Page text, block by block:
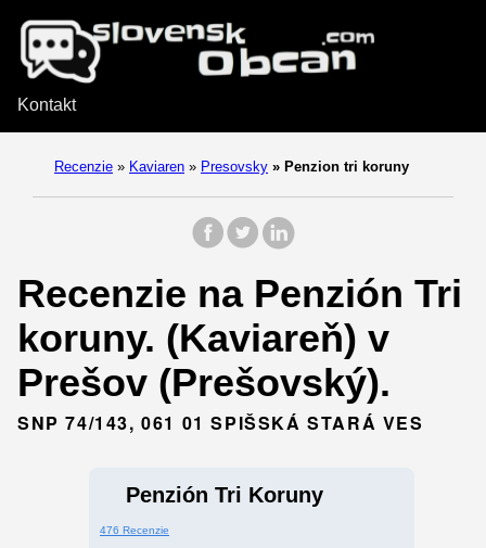
Kontakt
Recenzie » Kaviaren » Presovsky » Penzion tri koruny
Recenzie na Penzión Tri
koruny. (Kaviareň) v
Prešov (Prešovský).
SNP 74/143, 061 01 SPIŠSKÁ STARÁ VES
Penzión Tri Koruny
476 Recenzie